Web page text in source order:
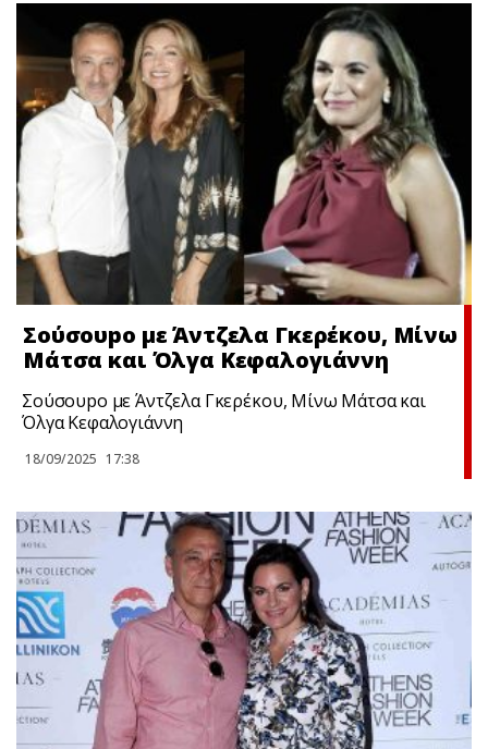
Σούσουpο με Άντζελα Γκερέκου, Μίνω
Μάτσα και Όλγα Κεφαλογιάννη
Σούσουpο με Άντζελα Γκερέκου, Μίνω Μάτσα και
Όλγα Κεφαλογιάννη
18/09/2025 17:38